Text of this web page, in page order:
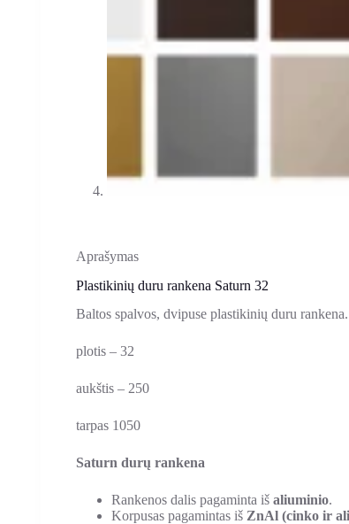
Aprašymas
Plastikinių duru rankena Saturn 32
Baltos spalvos, dvipuse plastikinių duru rankena.
plotis – 32
aukštis – 250
tarpas 1050
Saturn durų rankena
Rankenos dalis pagaminta iš aliuminio.
Korpusas pagamintas iš ZnAl (cinko ir